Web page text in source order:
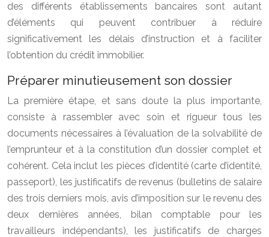
des différents établissements bancaires sont autant
d’éléments qui peuvent contribuer à réduire
significativement les délais d’instruction et à faciliter
l’obtention du crédit immobilier.
Préparer minutieusement son dossier
La première étape, et sans doute la plus importante,
consiste à rassembler avec soin et rigueur tous les
documents nécessaires à l’évaluation de la solvabilité de
l’emprunteur et à la constitution d’un dossier complet et
cohérent. Cela inclut les pièces d’identité (carte d’identité,
passeport), les justificatifs de revenus (bulletins de salaire
des trois derniers mois, avis d’imposition sur le revenu des
deux dernières années, bilan comptable pour les
travailleurs indépendants), les justificatifs de charges